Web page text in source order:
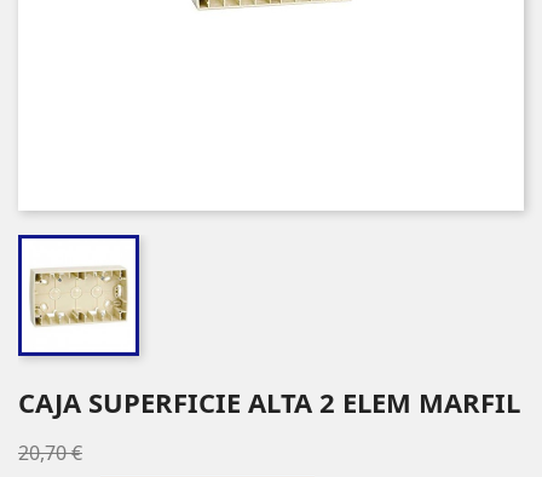
CAJA SUPERFICIE ALTA 2 ELEM MARFIL
20,70 €